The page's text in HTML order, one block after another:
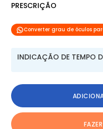
PRESCRIÇÃO
Converter grau de óculos
INDICAÇÃO DE TEMPO